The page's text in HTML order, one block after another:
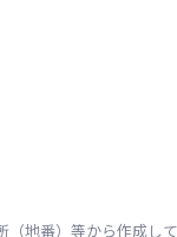
地番）等から作成し